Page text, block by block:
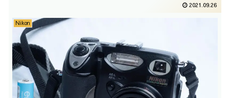
2021.09.26
Nikon